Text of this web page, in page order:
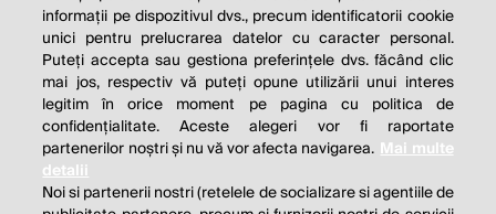
Milton Friedman
© 2026 Profit.ro. Toate drepturile rezervate.
Dezvoltat de1616.ro
Contact Publicitate
Despre noi
informații pe dispozitivul dvs., precum identificatorii cookie
unici pentru prelucrarea datelor cu caracter personal.
Puteți accepta sau gestiona preferințele dvs. făcând clic
mai jos, respectiv vă puteți opune utilizării unui interes
legitim în orice moment pe pagina cu politica de
confidențialitate. Aceste alegeri vor fi raportate
partenerilor noștri și nu vă vor afecta navigarea. Mai multe
detalii
Noi si partenerii nostri (retelele de socializare si agentiile de